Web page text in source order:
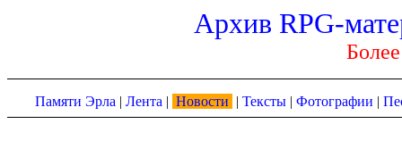
Архив RPG-
Памяти Эрла | Лента | Новости | Тексты | Фотографии |